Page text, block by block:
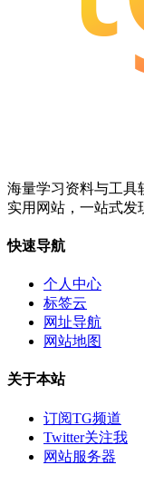
海量学习资料与工具
实用网站，一站式发
快速导航
个人中心
标签云
网址导航
网站地图
关于本站
订阅TG频道
Twitter关注我
网站服务器